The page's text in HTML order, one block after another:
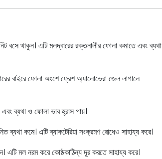
বসে থাকুন। এটি মলদ্বারের রক্তনালীর ফোলা কমাতে এবং ব্যথা
বাইরে ফোলা অংশে ফ্রেশ অ্যালোভেরা জেল লাগালে
ব্যথা ও ফোলা ভাব হ্রাস পায়।
কমে। এটি ব্যাকটেরিয়া সংক্রমণ রোধেও সাহায্য করে।
এটি মল নরম করে কোষ্ঠকাঠিন্য দূর করতে সাহায্য করে।